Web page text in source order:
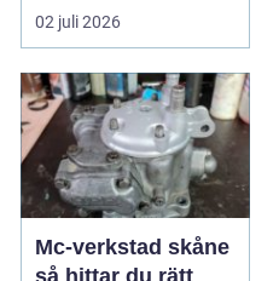
värde. I no...
02 juli 2026
Mc-verkstad skåne
så hittar du rätt